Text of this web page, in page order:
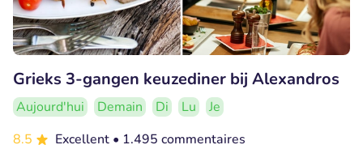
Grieks 3-gangen keuzediner bij Alexandros
Aujourd'hui Demain Di Lu
Je
8.5
Excellent • 1.495 commentaires